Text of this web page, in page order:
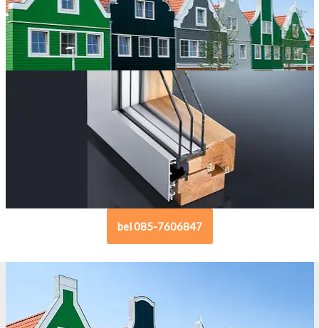
bel 085-7606847